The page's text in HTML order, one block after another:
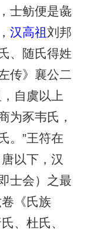
士鲂便是彘
汉高祖刘邦
、随氏得姓
传》襄公二
自虞以上
为豕韦氏，
。”王符在
以下，汉
士会）之最
《氏族
、杜氏、